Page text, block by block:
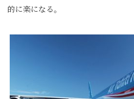
的に楽になる。